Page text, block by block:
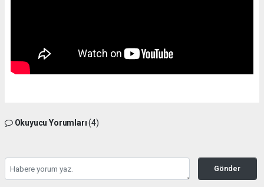
Okuyucu Yorumları(4)
Gönder